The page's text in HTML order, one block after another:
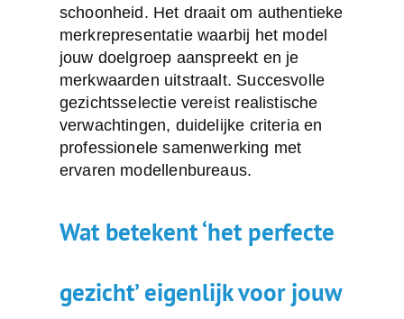
schoonheid. Het draait om authentieke
merkrepresentatie waarbij het model
jouw doelgroep aanspreekt en je
merkwaarden uitstraalt. Succesvolle
gezichtsselectie vereist realistische
verwachtingen, duidelijke criteria en
professionele samenwerking met
ervaren modellenbureaus.
Wat betekent ‘het perfecte
gezicht’ eigenlijk voor jouw